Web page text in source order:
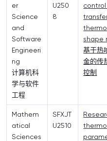
er
Science
and
Software
Engineeri
ng
计算机科
学与软件
工程
U250
8
shape
基于热
金的传
控制
Mathem
atical
Sciences
SFXJT
U2510